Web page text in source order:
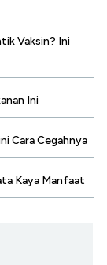
Vaksin? Ini
Ini
Cara Cegahnya
Kaya Manfaat